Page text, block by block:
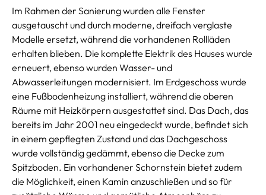
Im Rahmen der Sanierung wurden alle Fenster
ausgetauscht und durch moderne, dreifach verglaste
Modelle ersetzt, während die vorhandenen Rollläden
erhalten blieben. Die komplette Elektrik des Hauses wurde
erneuert, ebenso wurden Wasser- und
Abwasserleitungen modernisiert. Im Erdgeschoss wurde
eine Fußbodenheizung installiert, während die oberen
Räume mit Heizkörpern ausgestattet sind. Das Dach, das
bereits im Jahr 2001 neu eingedeckt wurde, befindet sich
in einem gepflegten Zustand und das Dachgeschoss
wurde vollständig gedämmt, ebenso die Decke zum
Spitzboden. Ein vorhandener Schornstein bietet zudem
die Möglichkeit, einen Kamin anzuschließen und so für